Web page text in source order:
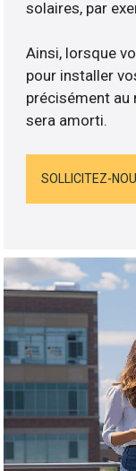
solaires, par
Ainsi, lorsque
pour installer
précisément au
sera amorti.
SOLLICITEZ-